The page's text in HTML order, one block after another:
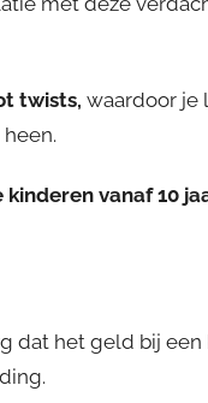
twists, waardoor je
kinderen vanaf 10
dat het geld bij